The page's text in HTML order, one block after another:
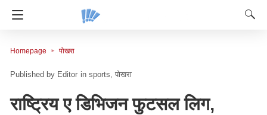
Homepage पोखरा
Editor in sports पोखरा
राष्ट्रिय ए डिभिजन फुटसल लिग,